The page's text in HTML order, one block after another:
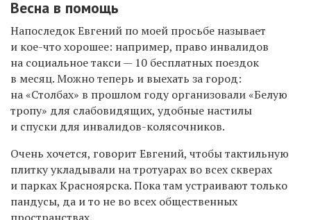
Весна в помощь
Напоследок Евгений по моей просьбе называет
и кое-что хорошее: например, право инвалидов
на социальное такси — 10 бесплатных поездок
в месяц. Можно теперь и выехать за город:
на «Столбах» в прошлом году организовали «Белую
тропу» для слабовидящих, удобные настилы
и спуски для инвалидов-колясочников.
Очень хочется, говорит Евгений, чтобы тактильную
плитку укладывали на тротуарах во всех скверах
и парках Красноярска. Пока там устраивают только
пандусы, да и то не во всех общественных